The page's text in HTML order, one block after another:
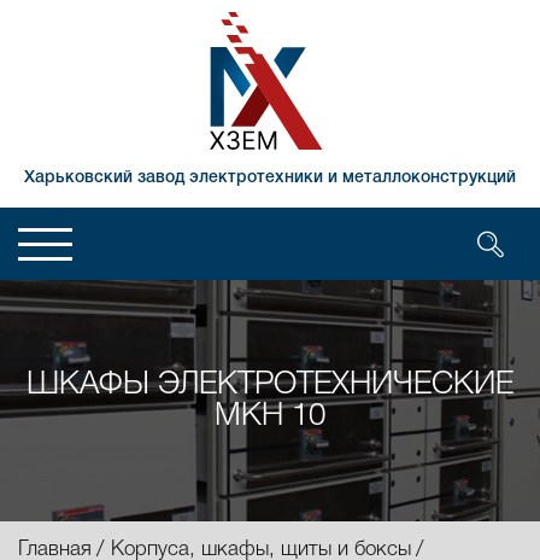
Харьковский завод электротехники и металлоконструкций
ШКАФЫ ЭЛЕКТРОТЕХНИЧЕСКИЕ
МКН 10
Главная
Корпуса, шкафы, щиты и боксы